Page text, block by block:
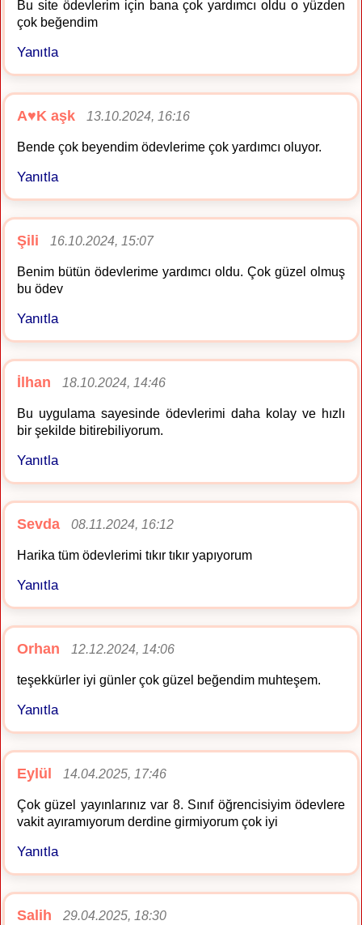
Bu site ödevlerim için bana çok yardımcı oldu o yüzden
çok beğendim
Yanıtla
A♥️K aşk 13.10.2024, 16:16
Bende çok beyendim ödevlerime çok yardımcı oluyor.
Yanıtla
Şili 16.10.2024, 15:07
Benim bütün ödevlerime yardımcı oldu. Çok güzel olmuş
bu ödev
Yanıtla
İlhan 18.10.2024, 14:46
Bu uygulama sayesinde ödevlerimi daha kolay ve hızlı
bir şekilde bitirebiliyorum.
Yanıtla
Sevda 08.11.2024, 16:12
Harika tüm ödevlerimi tıkır tıkır yapıyorum
Yanıtla
Orhan 12.12.2024, 14:06
teşekkürler iyi günler çok güzel beğendim muhteşem.
Yanıtla
Eylül 14.04.2025, 17:46
Çok güzel yayınlarınız var 8. Sınıf öğrencisiyim ödevlere
vakit ayıramıyorum derdine girmiyorum çok iyi
Yanıtla
Salih 29.04.2025, 18:30